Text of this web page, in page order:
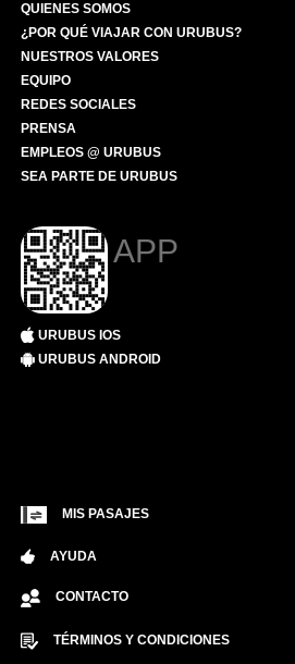
QUIENES SOMOS
¿POR QUÉ VIAJAR CON URUBUS?
NUESTROS VALORES
EQUIPO
REDES SOCIALES
PRENSA
EMPLEOS @ URUBUS
SEA PARTE DE URUBUS
APP
URUBUS IOS
URUBUS ANDROID
MIS PASAJES
AYUDA
CONTACTO
TÉRMINOS Y CONDICIONES